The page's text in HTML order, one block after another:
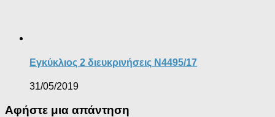
Εγκύκλιος 2 διευκρινήσεις Ν4495/17
31/05/2019
Αφήστε μια απάντηση